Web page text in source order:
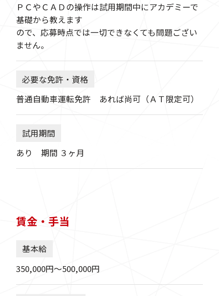
ＰＣやＣＡＤの操作は試用期間中にアカデミーで
基礎から教えます
ので、応募時点では一切できなくても問題ござい
ません。
必要な免許・資格
普通自動車運転免許 あれば尚可（ＡＴ限定可）
試用期間
あり 期間 ３ヶ月
賃金・手当
基本給
350,000円〜500,000円